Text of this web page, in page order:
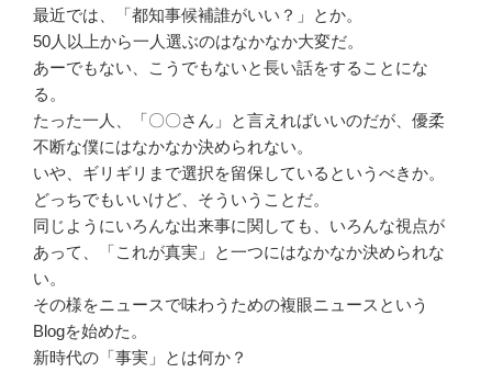
最近では、「都知事候補誰がいい？」とか。
50人以上から一人選ぶのはなかなか大変だ。
あーでもない、こうでもないと長い話をすることにな
る。
たった一人、「〇〇さん」と言えればいいのだが、優柔
不断な僕にはなかなか決められない。
いや、ギリギリまで選択を留保しているというべきか。
どっちでもいいけど、そういうことだ。
同じようにいろんな出来事に関しても、いろんな視点が
あって、「これが真実」と一つにはなかなか決められな
い。
その様をニュースで味わうための複眼ニュースという
Blogを始めた。
新時代の「事実」とは何か？